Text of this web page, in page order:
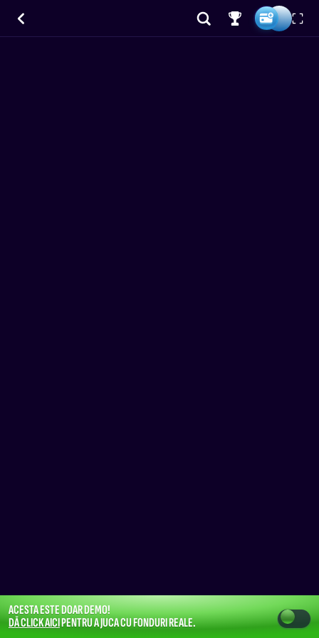
ACESTA ESTE DOAR DEMO!
DĂ CLICK AICIPENTRU A JUCA CU FONDURI REALE.